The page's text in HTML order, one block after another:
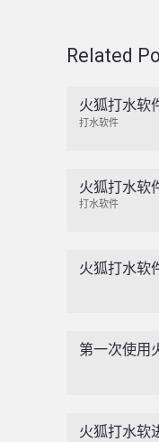
Related
火狐打水软
打水软件
火狐打水软
打水软件
火狐打水软
第一次使用
火狐打水软